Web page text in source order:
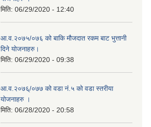
मिति: 06/29/2020 - 12:40
आ.व.२०७५/०७६ को बाकि मौजदात रकम बाट भुत्तानी
दिने योजनाहरु।
मिति: 06/29/2020 - 09:38
आ.व.२०७६्/०७७ को वडा नं.५ को वडा स्तरीया
योजनाहरु ।
मिति: 06/28/2020 - 20:58